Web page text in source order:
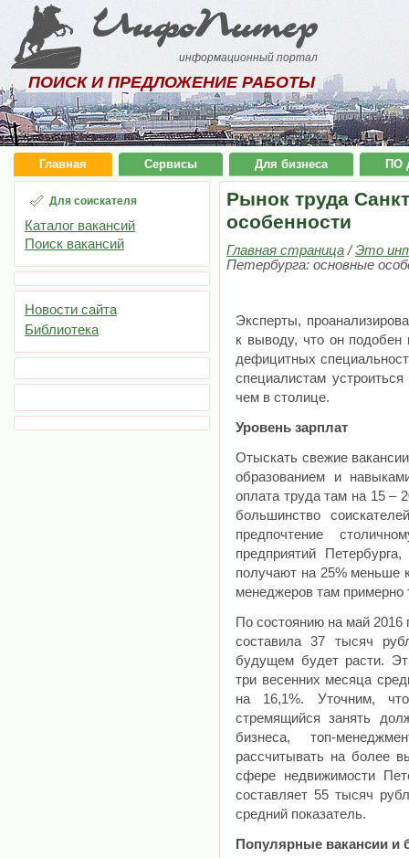
ИнфоПитер
информационный портал
ПОИСК И ПРЕДЛОЖЕНИЕ РАБОТЫ
Главная Сервисы Для бизнеса ПО
Для соискателя
Каталог вакансий
Поиск вакансий
Новости сайта
Библиотека
Рынок труда
особенности
Главная страница/Это
Петербурга: основные
Эксперты,
к выводу, что он подобен
дефицитных
специалистам
чем в столице.
Уровень зарплат
Отыскать свежие
образованием и
оплата труда там на 15 –
большинство
предпочтение
предприятий
получают на 25% меньше
менеджеров там примерно
По состоянию на май 2016
составила 37 тысяч
будущем будет расти.
три весенних месяца
на 16,1%. Уточним,
стремящийся занять
бизнеса, топ-
рассчитывать на более
сфере недвижимости
составляет 55 тысяч
средний показатель.
Популярные вакансии и